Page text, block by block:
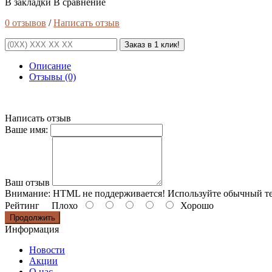
0 отзывов /Написать отзыв
Заказ в 1 клик!
Описание
Отзывы (0)
Написать отзыв
Ваше имя:
Ваш отзыв
Внимание: HTML не поддерживается! Используйте обычный
Рейтинг Плохо Хорошо
Продолжить
Информация
Новости
Акции